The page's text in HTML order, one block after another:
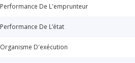
Performance De L'emprunteur
Performance De L’état
Organisme D'exécution